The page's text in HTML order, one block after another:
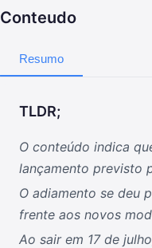
Conteudo
Resumo
TLDR;
O conteúdo indica
lançamento previsto
O adiamento se deu
frente aos novos
Ao sair em 17 de